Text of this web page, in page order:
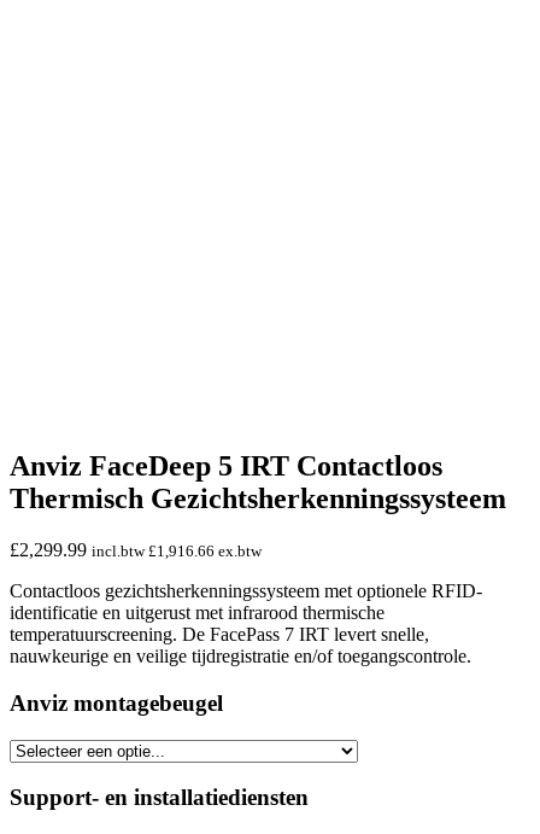
Anviz FaceDeep 5 IRT Contactloos
Thermisch Gezichtsherkenningssysteem
£2,299.99 incl.btw£1,916.66 ex.btw
Contactloos gezichtsherkenningssysteem met optionele RFID-
identificatie en uitgerust met infrarood thermische
temperatuurscreening. De FacePass 7 IRT levert snelle,
nauwkeurige en veilige tijdregistratie en/of toegangscontrole.
Anviz montagebeugel
Support- en installatiediensten